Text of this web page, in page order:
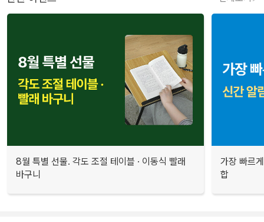
8월 특별 선물. 각도 조절 테이블 · 이동식 빨래
바구니
가장 빠르
합